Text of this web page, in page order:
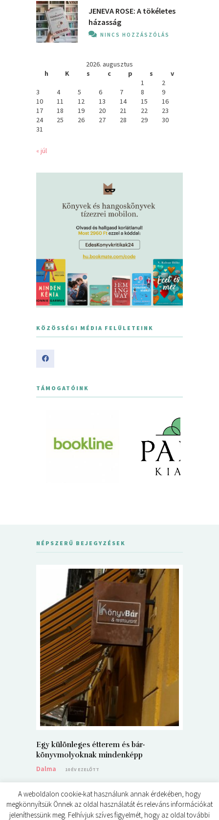
JENEVA ROSE: A ​tökéletes
házasság
NINCS HOZZÁSZÓLÁS
2026. augusztus
h
K s c p s
v
1
2
3
4 5 6 7 8
9
10
11 12 13 14 15
16
17
18 19 20 21 22
23
24
25 26 27 28 29
30
31
« júl
KÖZÖSSÉGI MÉDIA FELÜLETEINK
TÁMOGATÓINK
NÉPSZERŰ BEJEGYZÉSEK
Egy különleges étterem és bár-
könyvmolyoknak mindenképp
Dalma
10 ÉV EZELŐTT
A weboldalon cookie-kat használunk annak érdekében, hogy
megkönnyítsük Önnek az oldal használatát és releváns információkat
jeleníthessünk meg. Felhívjuk szíves figyelmét, hogy az oldal további